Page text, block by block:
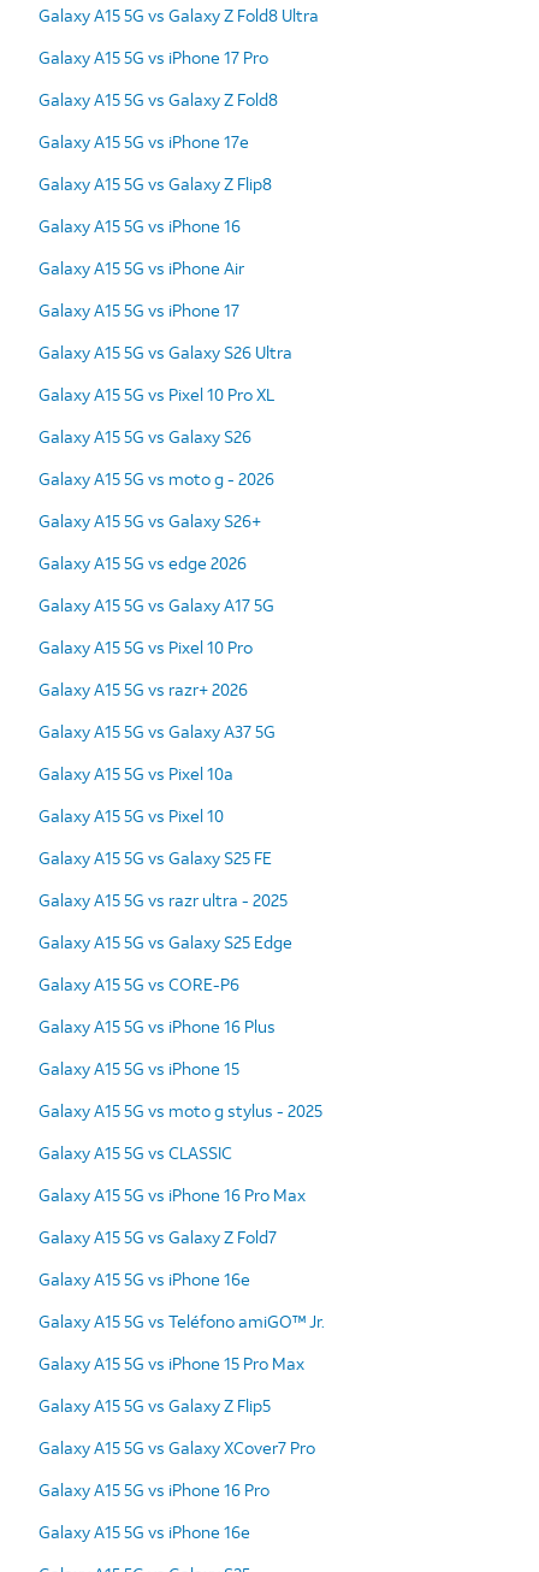
Galaxy A15 5G vs Galaxy Z Fold8 Ultra
Galaxy A15 5G vs iPhone 17 Pro
Galaxy A15 5G vs Galaxy Z Fold8
Galaxy A15 5G vs iPhone 17e
Galaxy A15 5G vs Galaxy Z Flip8
Galaxy A15 5G vs iPhone 16
Galaxy A15 5G vs iPhone Air
Galaxy A15 5G vs iPhone 17
Galaxy A15 5G vs Galaxy S26 Ultra
Galaxy A15 5G vs Pixel 10 Pro XL
Galaxy A15 5G vs Galaxy S26
Galaxy A15 5G vs moto g - 2026
Galaxy A15 5G vs Galaxy S26+
Galaxy A15 5G vs edge 2026
Galaxy A15 5G vs Galaxy A17 5G
Galaxy A15 5G vs Pixel 10 Pro
Galaxy A15 5G vs razr+ 2026
Galaxy A15 5G vs Galaxy A37 5G
Galaxy A15 5G vs Pixel 10a
Galaxy A15 5G vs Pixel 10
Galaxy A15 5G vs Galaxy S25 FE
Galaxy A15 5G vs razr ultra - 2025
Galaxy A15 5G vs Galaxy S25 Edge
Galaxy A15 5G vs CORE-P6
Galaxy A15 5G vs iPhone 16 Plus
Galaxy A15 5G vs iPhone 15
Galaxy A15 5G vs moto g stylus - 2025
Galaxy A15 5G vs CLASSIC
Galaxy A15 5G vs iPhone 16 Pro Max
Galaxy A15 5G vs Galaxy Z Fold7
Galaxy A15 5G vs iPhone 16e
Galaxy A15 5G vs Teléfono amiGO™ Jr.
Galaxy A15 5G vs iPhone 15 Pro Max
Galaxy A15 5G vs Galaxy Z Flip5
Galaxy A15 5G vs Galaxy XCover7 Pro
Galaxy A15 5G vs iPhone 16 Pro
Galaxy A15 5G vs iPhone 16e